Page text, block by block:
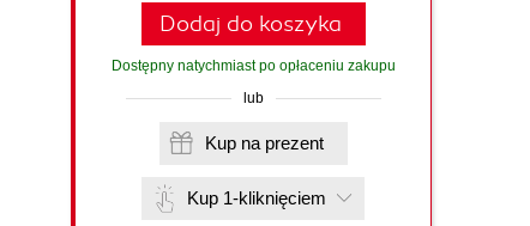
Dodaj do koszyka
Dostępny natychmiast po opłaceniu zakupu
lub
Kup na prezent
Kup 1-kliknięciem